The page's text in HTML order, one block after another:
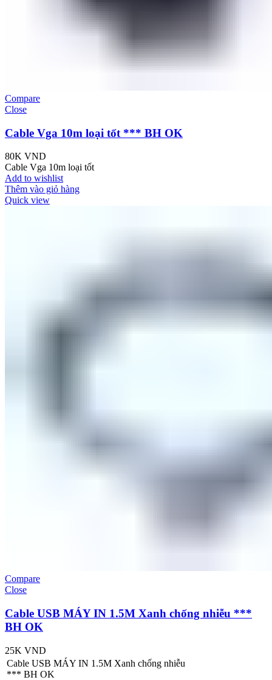
Compare
Close
Cable Vga 10m loại tốt *** BH OK
80K VND
Cable Vga 10m loại tốt
Add to wishlist
Thêm vào giỏ hàng
Quick view
Compare
Close
Cable USB MÁY IN 1.5M Xanh chống nhiễu ***
BH OK
25K VND
Cable USB MÁY IN 1.5M Xanh chống nhiễu
*** BH OK